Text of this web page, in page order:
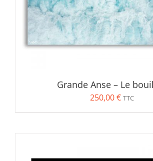
Grande Anse – Le
250,00€ TTC